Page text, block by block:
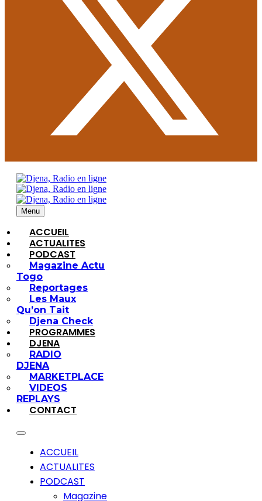
Menu
ACCUEIL
ACTUALITES
PODCAST
Magazine Actu
Togo
Reportages
Les Maux
Qu’on Tait
Djena Check
PROGRAMMES
DJENA
RADIO
DJENA
MARKETPLACE
VIDEOS
REPLAYS
CONTACT
ACCUEIL
ACTUALITES
PODCAST
Magazine